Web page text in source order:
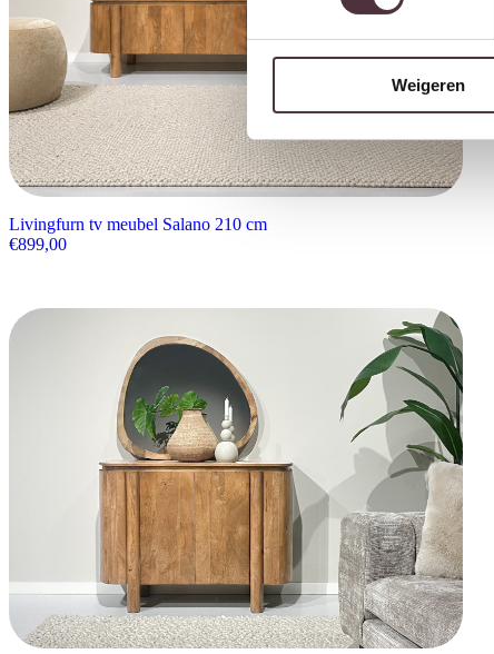
Weigeren
Livingfurn tv meubel Salano 210 cm
€899,00